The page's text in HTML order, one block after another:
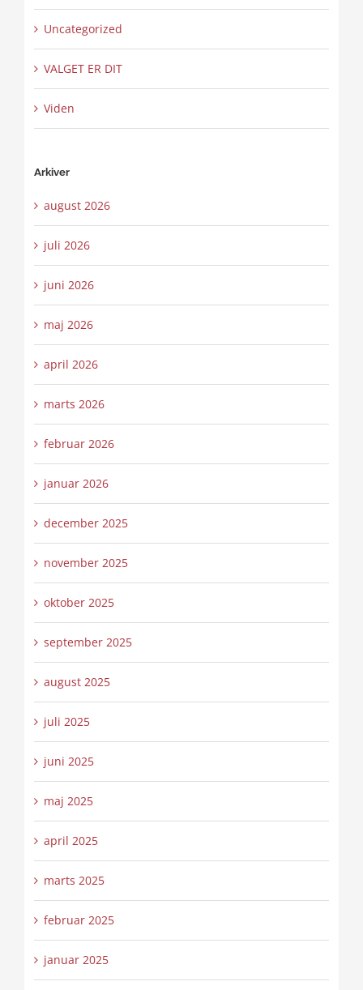
Uncategorized
VALGET ER DIT
Viden
Arkiver
august 2026
juli 2026
juni 2026
maj 2026
april 2026
marts 2026
februar 2026
januar 2026
december 2025
november 2025
oktober 2025
september 2025
august 2025
juli 2025
juni 2025
maj 2025
april 2025
marts 2025
februar 2025
januar 2025